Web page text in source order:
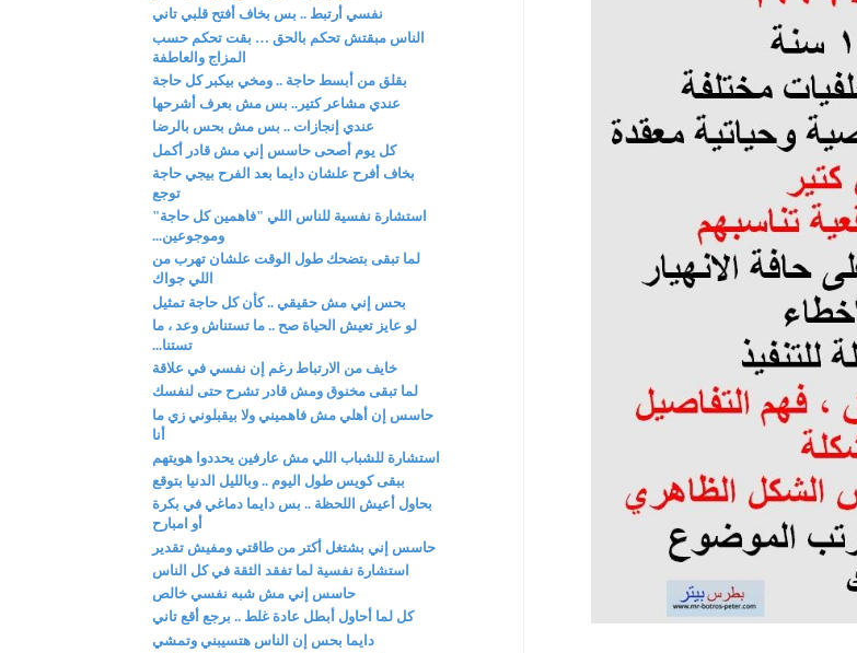
نفسي أرتبط .. بس بخاف أفتح قلبي تاني
الناس مبقتش تحكم بالحق … بقت تحكم حسب
المزاج والعاطفة
بقلق من أبسط حاجة .. ومخي بيكبر كل حاجة
عندي مشاعر كتير.. بس مش بعرف أشرحها
عندي إنجازات .. بس مش بحس بالرضا
كل يوم أصحى حاسس إني مش قادر أكمل
بخاف أفرح علشان دايما بعد الفرح بيجي حاجة
توجع
استشارة نفسية للناس اللي "فاهمين كل حاجة"
وموجوعين...
لما تبقى بتضحك طول الوقت علشان تهرب من
اللي جواك
بحس إني مش حقيقي .. كأن كل حاجة تمثيل
لو عايز تعيش الحياة صح .. ما تستناش وعد ، ما
تستنا...
خايف من الارتباط رغم إن نفسي في علاقة
لما تبقى مخنوق ومش قادر تشرح حتى لنفسك
حاسس إن أهلي مش فاهميني ولا بيقبلوني زي ما
أنا
استشارة للشباب اللي مش عارفين يحددوا هويتهم
ببقى كويس طول اليوم .. وبالليل الدنيا بتوقع
بحاول أعيش اللحظة .. بس دايما دماغي في بكرة
أو امبارح
حاسس إني بشتغل أكتر من طاقتي ومفيش تقدير
استشارة نفسية لما تفقد الثقة في كل الناس
حاسس إني مش شبه نفسي خالص
كل لما أحاول أبطل عادة غلط .. برجع أقع تاني
دايما بحس إن الناس هتسيبني وتمشي